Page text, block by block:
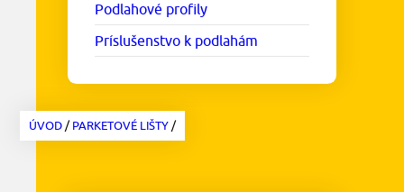
Podlahové profily
Príslušenstvo k podlahám
ÚVOD/PARKETOVÉ LIŠTY/